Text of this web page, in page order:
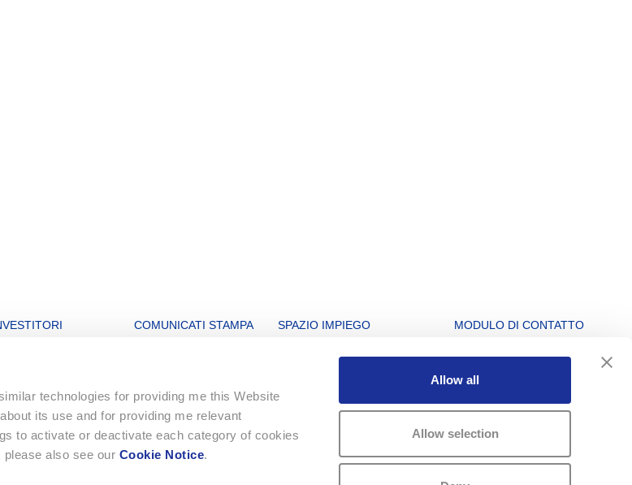
technologies for providing me this Website
its use and for providing me relevant
to activate or deactivate each category of cookies
please also see our Cookie Notice.
Allow all
Allow selection
finanziarie
azionisti
COMUNICATI STAMPA SPAZIO IMPIEGO
Offerte di lavoro
Watchmaking Schools
Formazione
Quiz di apprendistato
MODULO DI CONTATTO
Info Service
Sede principale
Cookies
Protezione dei dati
Condizioni d'uso